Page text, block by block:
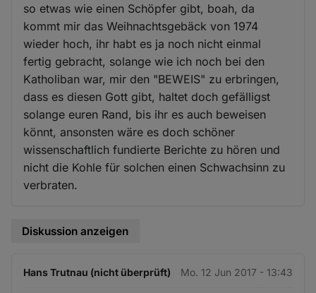
so etwas wie einen Schöpfer gibt, boah, da
kommt mir das Weihnachtsgebäck von 1974
wieder hoch, ihr habt es ja noch nicht einmal
fertig gebracht, solange wie ich noch bei den
Katholiban war, mir den "BEWEIS" zu erbringen,
dass es diesen Gott gibt, haltet doch gefälligst
solange euren Rand, bis ihr es auch beweisen
könnt, ansonsten wäre es doch schöner
wissenschaftlich fundierte Berichte zu hören und
nicht die Kohle für solchen einen Schwachsinn zu
verbraten.
Diskussion anzeigen
Hans Trutnau (nicht überprüft) Mo. 12 Jun 2017 - 13:43